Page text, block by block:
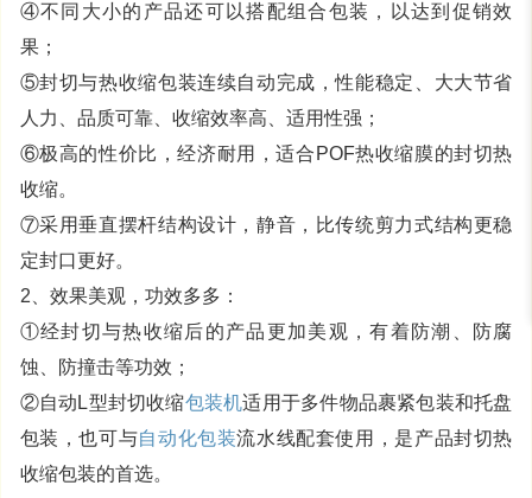
④不同大小的产品还可以搭配组合包装，以达到促销效
果；
⑤封切与热收缩包装连续自动完成，性能稳定、大大节省
人力、品质可靠、收缩效率高、适用性强；
⑥极高的性价比，经济耐用，适合POF热收缩膜的封切热
收缩。
⑦采用垂直摆杆结构设计，静音，比传统剪力式结构更稳
定封口更好。
2、效果美观，功效多多：
①经封切与热收缩后的产品更加美观，有着防潮、防腐
蚀、防撞击等功效；
②自动L型封切收缩包装机适用于多件物品裹紧包装和托盘
包装，也可与自动化包装流水线配套使用，是产品封切热
收缩包装的首选。